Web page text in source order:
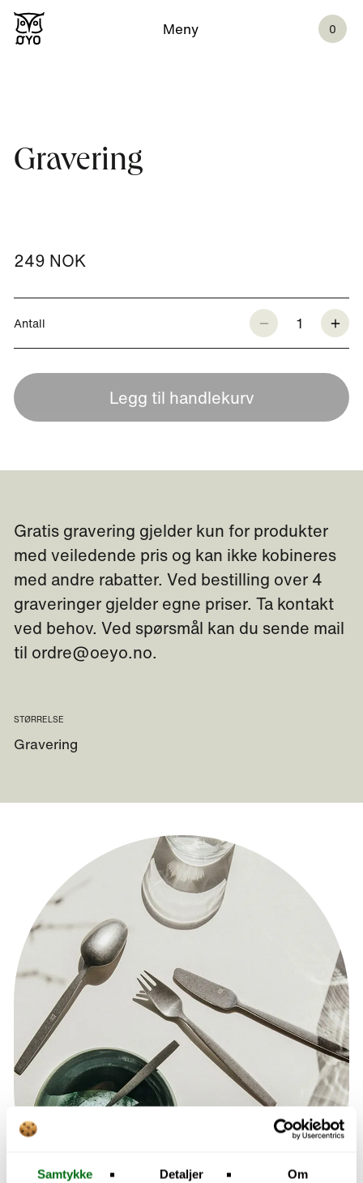
Samtykke Detaljer Om
Meny 0
Gravering
249 NOK
Antall 1
Legg til handlekurv
Gratis gravering gjelder kun for produkter
med veiledende pris og kan ikke kobineres
med andre rabatter. Ved bestilling over 4
graveringer gjelder egne priser. Ta kontakt
ved behov. Ved spørsmål kan du sende mail
til ordre@oeyo.no.
STØRRELSE
Gravering